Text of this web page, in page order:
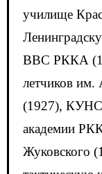
училище
ВВС РККА
летчиков
(1927), КУНС
академии
Жуковского